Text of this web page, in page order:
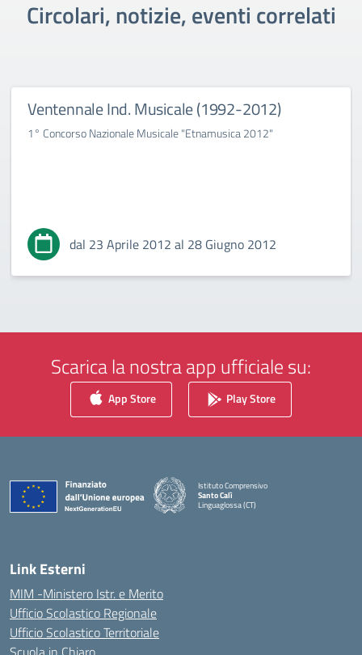
Circolari, notizie, eventi correlati
Ventennale Ind. Musicale (1992-2012)
1° Concorso Nazionale Musicale "Etnamusica 2012"
dal 23 Aprile 2012 al 28 Giugno 2012
Scarica la nostra app ufficiale su:
App Store Play Store
Istituto Comprensivo
Santo Calì
Linguaglossa (CT)
— Visita la pagina iniziale della scuola
Link Esterni
MIM -Ministero Istr. e Merito
Ufficio Scolastico Regionale
Ufficio Scolastico Territoriale